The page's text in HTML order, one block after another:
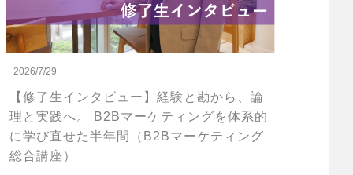
2026/7/29
【修了生インタビュー】経験と勘から、論
理と実践へ。 B2Bマーケティングを体系的
に学び直せた半年間（B2Bマーケティング
総合講座）